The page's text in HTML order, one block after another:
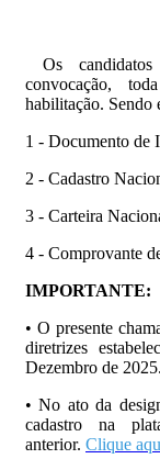
Os
convocação,
habilitação. Sendo
1 - Documento de
2 - Cadastro
3 - Carteira
4 - Comprovante
IMPORTANTE:
• O presente
diretrizes
Dezembro de 2025.
• No ato da
cadastro na
anterior. Clique